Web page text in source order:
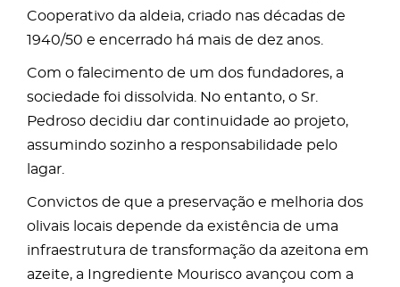
Cooperativo da aldeia, criado nas décadas de
1940/50 e encerrado há mais de dez anos.
Com o falecimento de um dos fundadores, a
sociedade foi dissolvida. No entanto, o Sr.
Pedroso decidiu dar continuidade ao projeto,
assumindo sozinho a responsabilidade pelo
lagar.
Convictos de que a preservação e melhoria dos
olivais locais depende da existência de uma
infraestrutura de transformação da azeitona em
azeite, a Ingrediente Mourisco avançou com a